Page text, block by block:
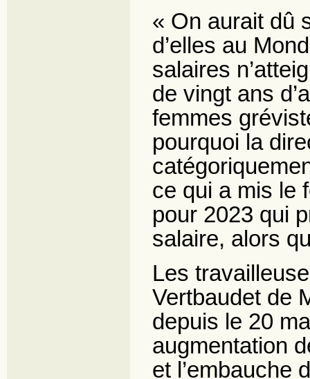
« On aurait dû
d’elles au
salaires
de vingt ans
femmes
pourquoi la
ce qui a mis le
pour 2023 qui
salaire, alors
Les
Vertbaudet de
depuis le 20
augmentation
et l’embauche